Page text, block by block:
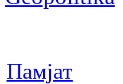
Памјат